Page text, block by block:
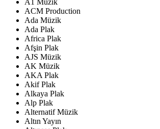
ACM Production
Ada Müzik
Ada Plak
Africa Plak
Afşin Plak
AJS Müzik
AK Müzik
AKA Plak
Akif Plak
Alkaya Plak
Alp Plak
Alternatif Müzik
Altın Yayın